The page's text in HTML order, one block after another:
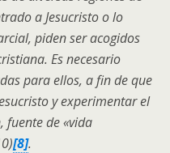
a Jesucristo o lo
piden ser acogidos
Es necesario
para ellos, a fin de que
y experimentar el
fuente de «vida
[8].